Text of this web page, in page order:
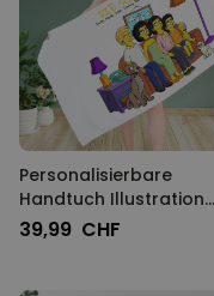
Personalisierbare
Handtuch Illustration
Cartoon Familie
39,99 CHF